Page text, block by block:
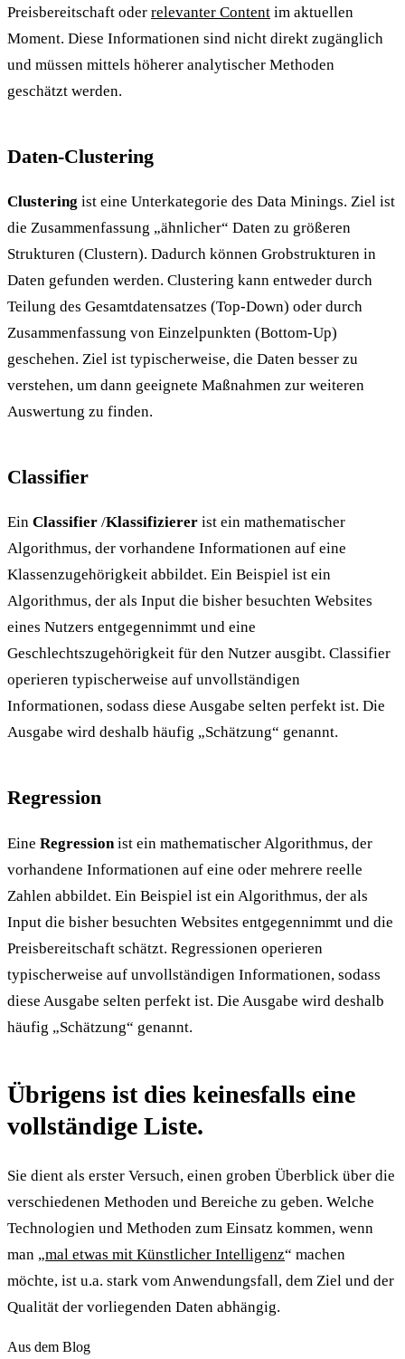
Preisbereitschaft oder relevanter Content im aktuellen
Moment. Diese Informationen sind nicht direkt zugänglich
und müssen mittels höherer analytischer Methoden
geschätzt werden.
Daten-Clustering
Clustering ist eine Unterkategorie des Data Minings. Ziel ist
die Zusammenfassung „ähnlicher“ Daten zu größeren
Strukturen (Clustern). Dadurch können Grobstrukturen in
Daten gefunden werden. Clustering kann entweder durch
Teilung des Gesamtdatensatzes (Top-Down) oder durch
Zusammenfassung von Einzelpunkten (Bottom-Up)
geschehen. Ziel ist typischerweise, die Daten besser zu
verstehen, um dann geeignete Maßnahmen zur weiteren
Auswertung zu finden.
Classifier
Ein Classifier /Klassifizierer ist ein mathematischer
Algorithmus, der vorhandene Informationen auf eine
Klassenzugehörigkeit abbildet. Ein Beispiel ist ein
Algorithmus, der als Input die bisher besuchten Websites
eines Nutzers entgegennimmt und eine
Geschlechtszugehörigkeit für den Nutzer ausgibt. Classifier
operieren typischerweise auf unvollständigen
Informationen, sodass diese Ausgabe selten perfekt ist. Die
Ausgabe wird deshalb häufig „Schätzung“ genannt.
Regression
Eine Regression ist ein mathematischer Algorithmus, der
vorhandene Informationen auf eine oder mehrere reelle
Zahlen abbildet. Ein Beispiel ist ein Algorithmus, der als
Input die bisher besuchten Websites entgegennimmt und die
Preisbereitschaft schätzt. Regressionen operieren
typischerweise auf unvollständigen Informationen, sodass
diese Ausgabe selten perfekt ist. Die Ausgabe wird deshalb
häufig „Schätzung“ genannt.
Übrigens ist dies keinesfalls eine
vollständige Liste.
Sie dient als erster Versuch, einen groben Überblick über die
verschiedenen Methoden und Bereiche zu geben. Welche
Technologien und Methoden zum Einsatz kommen, wenn
man „mal etwas mit Künstlicher Intelligenz“ machen
möchte, ist u.a. stark vom Anwendungsfall, dem Ziel und der
Qualität der vorliegenden Daten abhängig.
Aus dem Blog